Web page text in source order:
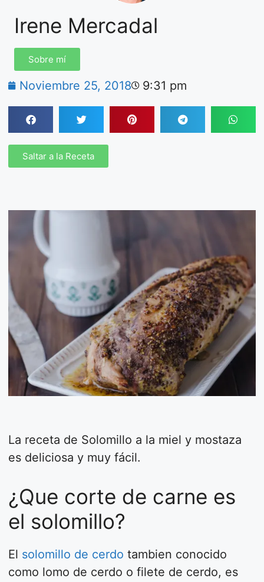
Irene Mercadal
Sobre mí
Noviembre 25, 2018 9:31 pm
Saltar a la Receta
La receta de Solomillo a la miel y mostaza
es deliciosa y muy fácil.
¿Que corte de carne es
el solomillo?
El solomillo de cerdo tambien conocido
como lomo de cerdo o filete de cerdo, es